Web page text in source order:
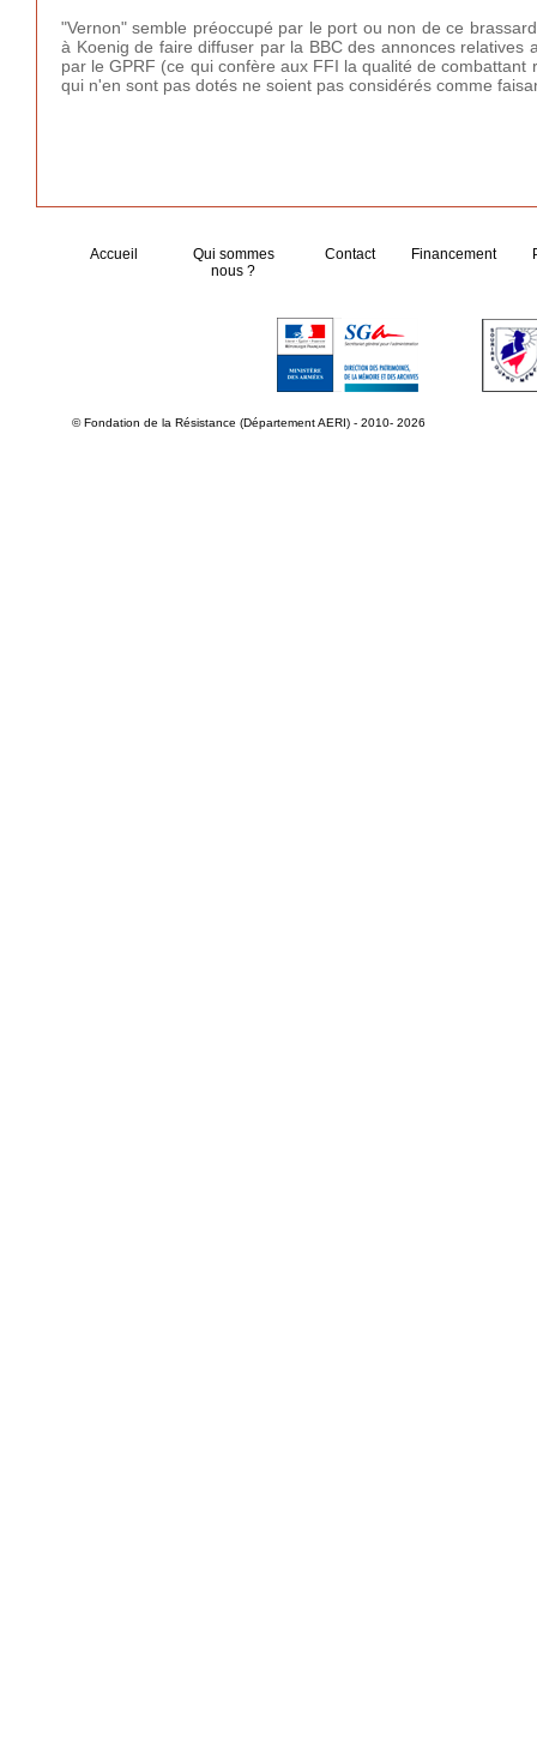
"Vernon" semble préoccupé par le port ou non de ce
à Koenig de faire diffuser par la BBC des annonces
par le GPRF (ce qui confère aux FFI la qualité de
qui n'en sont pas dotés ne soient pas considérés comme
Accueil
Qui sommes
nous ?
Contact Financement
© Fondation de la Résistance (Département AERI) - 2010- 2026